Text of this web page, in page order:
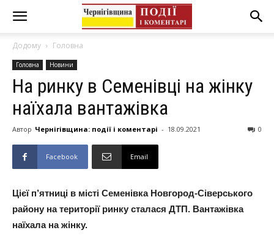
Додому Головна
Головна Новини
На ринку в Семенівці на жінку
наїхала вантажівка
Автор Чернігівщина: події і коментарі - 18.09.2021 0
Facebook Email
Цієї п’ятниці в місті Семенівка Новгород-Сіверського
району на території ринку сталася ДТП. Вантажівка
наїхала на жінку.